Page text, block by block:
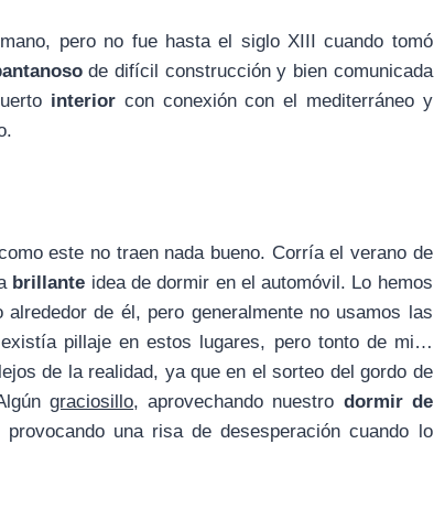
pero no fue hasta el siglo XIII cuando tomó
de difícil construcción y bien comunicada
interior con conexión con el mediterráneo y
este no traen nada bueno. Corría el verano de
brillante idea de dormir en el automóvil. Lo hemos
de él, pero generalmente no usamos las
pillaje en estos lugares, pero tonto de mi…
de la realidad, ya que en el sorteo del gordo de
graciosillo, aprovechando nuestro dormir de
provocando una risa de desesperación cuando lo